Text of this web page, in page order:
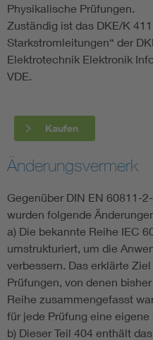
Physikalische Prüfungen.
Zuständig ist das DKE/K
Starkstromleitungen“ der
Elektrotechnik Elektronik
VDE.
Kaufen
Änderungsvermerk
Gegenüber DIN EN 60811-
wurden folgende
a) Die bekannte Reihe IEC
umstrukturiert, um die
verbessern. Das erklärte
Prüfungen, von denen
Reihe zusammengefasst
für jede Prüfung eine eigene
b) Dieser Teil 404 enthält